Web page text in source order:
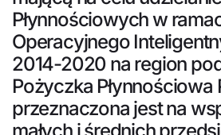
Płynnościowych w
Operacyjnego
2014-2020 na region
Pożyczka Płynnościowa
przeznaczona jest na